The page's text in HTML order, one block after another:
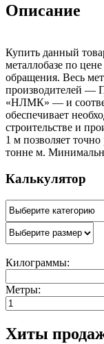
Описание
Купить данный
металлобазе по
обращения. Весь
производителей
«НЛМК» — и
обеспечивает
строительстве и
1 м позволяет
тонне м.
Калькулятор
Килограммы:
Метры:
Хиты